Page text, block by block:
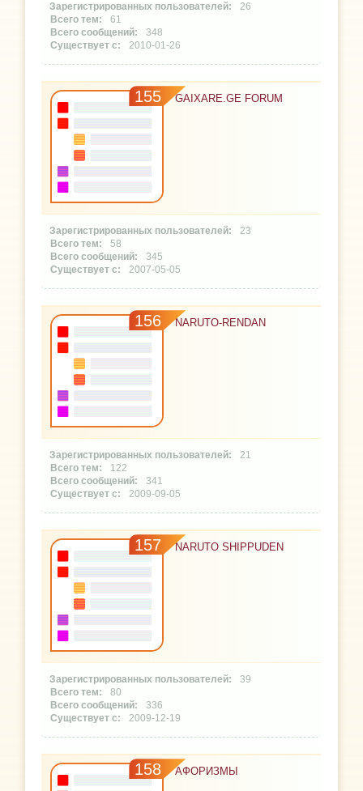
26
61
348
2010-01-26
155 GAIXARE.GE FORUM
23
58
345
2007-05-05
156 NARUTO-RENDAN
21
122
341
2009-09-05
157 NARUTO SHIPPUDEN
39
80
336
2009-12-19
158 АФОРИЗМЫ